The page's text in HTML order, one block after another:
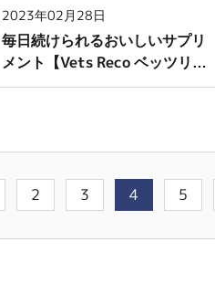
2023年02月28日
毎日続けられるおいしいサプリ
メント【Vets Reco ベッツリコ
運動器サポート】
2 3 4 5